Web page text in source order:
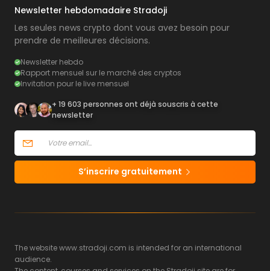
Newsletter hebdomadaire Stradoji
Les seules news crypto dont vous avez besoin pour
prendre de meilleures décisions.
Newsletter hebdo
Rapport mensuel sur le marché des cryptos
Invitation pour le live mensuel
+ 19 603 personnes ont déjà souscris à cette
newsletter
S’inscrire gratuitement
The website www.stradoji.com is intended for an international
audience.